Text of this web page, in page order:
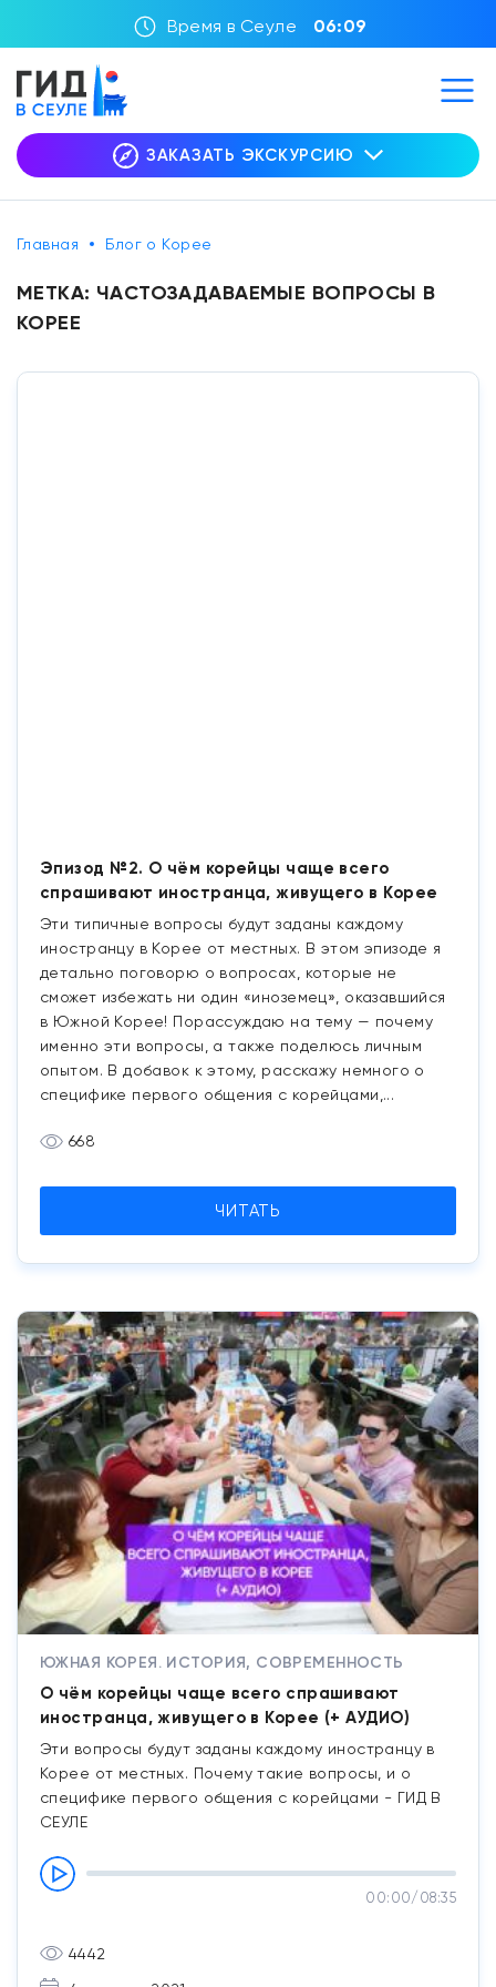
Время в Сеуле 06:09
ЗАКАЗАТЬ ЭКСКУРСИЮ
Главная Блог о Корее
МЕТКА: ЧАСТОЗАДАВАЕМЫЕ ВОПРОСЫ В
КОРЕЕ
Эпизод №2. О чём корейцы чаще всего
спрашивают иностранца, живущего в Корее
Эти типичные вопросы будут заданы каждому
иностранцу в Корее от местных. В этом эпизоде я
детально поговорю о вопросах, которые не
сможет избежать ни один «иноземец», оказавшийся
в Южной Корее! Порассуждаю на тему — почему
именно эти вопросы, а также поделюсь личным
опытом. В добавок к этому, расскажу немного о
специфике первого общения с корейцами,...
668
ЧИТАТЬ
ЮЖНАЯ КОРЕЯ. ИСТОРИЯ, СОВРЕМЕННОСТЬ
О чём корейцы чаще всего спрашивают
иностранца, живущего в Корее (+ АУДИО)
Эти вопросы будут заданы каждому иностранцу в
Корее от местных. Почему такие вопросы, и о
специфике первого общения с корейцами - ГИД В
СЕУЛЕ
00:00/ 08:35
4442